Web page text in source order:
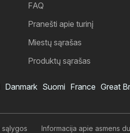
FAQ
Pranešti apie turinį
Miestų sąrašas
Produktų sąrašas
Danmark Suomi France Great
sąlygos Informacija apie asmens